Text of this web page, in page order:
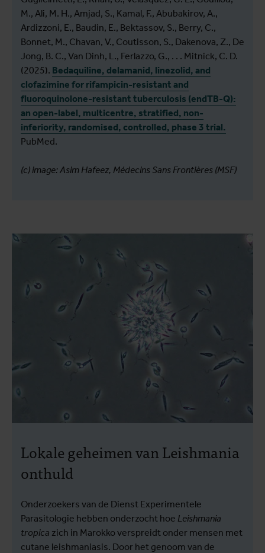
M., Ali, M. H., Amjad, S., Kamal, F., Abubakirov, A.,
Ardizzoni, E., Baudin, E., Bektassov, S., Berry, C.,
Bonnet, M., Chavan, V., Coutisson, S., Dakenova, Z., De
Jong, B. C., Van Dinh, L., Ferlazzo, G., . . . Mitnick, C. D.
(2025). Bedaquiline, delamanid, linezolid, and
clofazimine for rifampicin-resistant and
fluoroquinolone-resistant tuberculosis (endTB-Q):
an open-label, multicentre, stratified, non-
inferiority, randomised, controlled, phase 3 trial.
PubMed.
(c) image: Asim Hafeez, Médecins Sans Frontières (MSF)
Lokale geheimen van Leishmania
onthuld
Onderzoekers van de Dienst Experimentele
Parasitologie hebben onderzocht hoe Leishmania
tropica zich in Marokko verspreidt onder mensen met
cutane leishmaniasis. Door het genoom van de